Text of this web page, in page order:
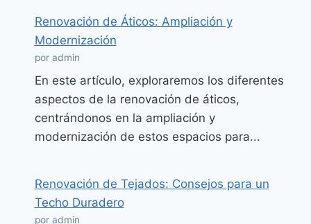
Renovación de Áticos: Ampliación y
Modernización
por admin
En este artículo, exploraremos los diferentes
aspectos de la renovación de áticos,
centrándonos en la ampliación y
modernización de estos espacios para...
Renovación de Tejados: Consejos para un
Techo Duradero
por admin